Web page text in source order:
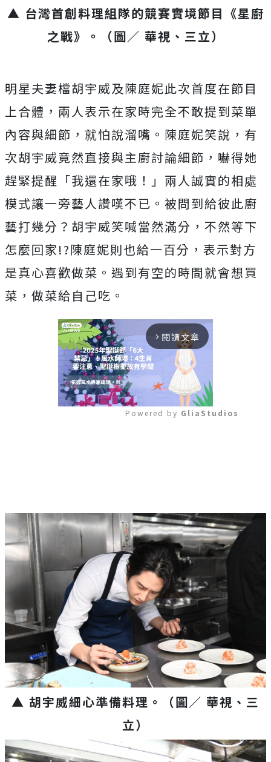
▲ 台灣首創料理組隊的競賽實境節目《星廚
之戰》
。（圖／ 華視、三立）
明星夫妻檔胡宇威及陳庭妮此次首度在節目
上合體， 兩人表示在家時完全不敢提到菜單
內容與細節，就怕說溜嘴。 陳庭妮笑說，有
次胡宇威竟然直接與主廚討論細節， 嚇得她
趕緊提醒「我還在家哦！」 兩人誠實的相處
模式讓一旁藝人讚嘆不已。被問到給彼此廚
藝打幾分？胡宇威笑喊當然滿分，不然等下
怎麼回家!?陳庭妮則也給一百分，表示對方
是真心喜歡做菜。遇到有空的時間就會想買
菜，做菜給自己吃。
arrow_forward_ios 閱讀文章
Powered by GliaStudios
▲ 胡宇威細心準備料理 。（圖／ 華視、三
立）